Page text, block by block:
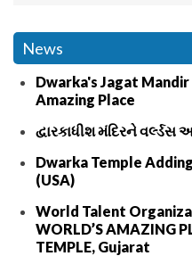
News
Dwarka's Jagat
Amazing Place
દ્વારકાધીશ મંદિરને
Dwarka Temple
(USA)
World Talent
WORLD’S AMAZING
TEMPLE, Gujarat